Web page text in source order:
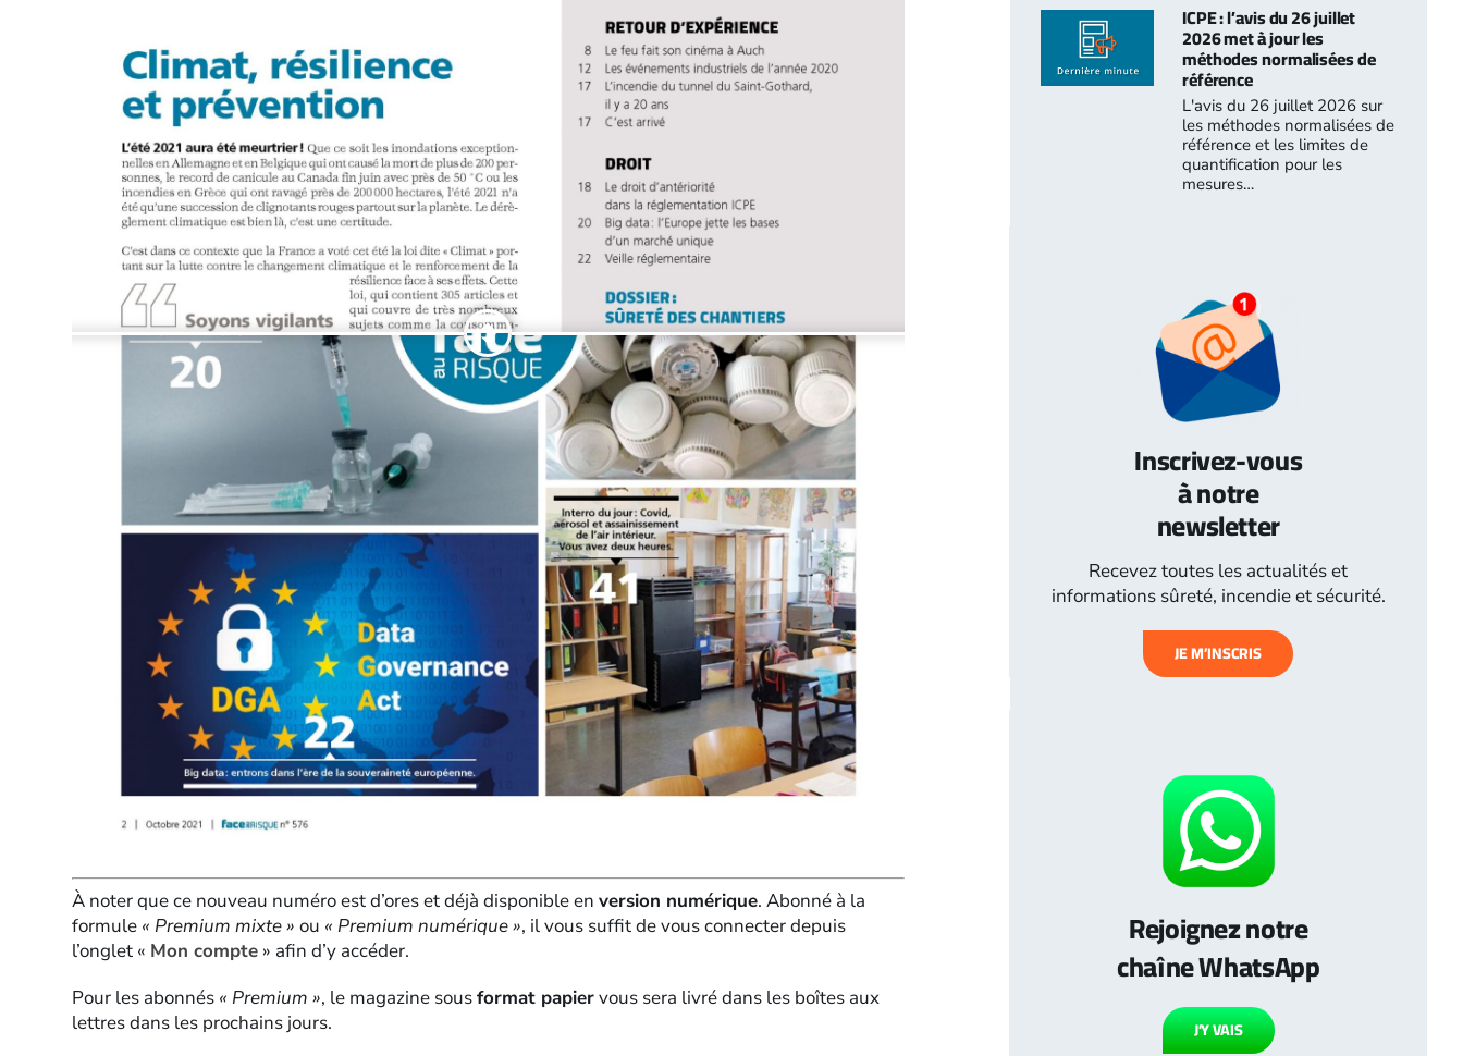
À noter que ce nouveau numéro est d’ores et déjà disponible en version numérique. Abonné à la
formule « Premium mixte » ou « Premium numérique », il vous suffit de vous connecter depuis
l’onglet « Mon compte» afin d’y accéder.
Pour les abonnés « Premium », le magazine sousformat papiervous sera livré dans les boîtes aux
lettres dans les prochains jours.
ICPE : l’avis du 26 juillet
2026 met à jour les
méthodes normalisées de
référence
L'avis du 26 juillet 2026 sur
les méthodes normalisées de
référence et les limites de
quantification pour les
mesures…
Inscrivez-vous
à notre
newsletter
Recevez toutes les actualités et
informations sûreté, incendie et sécurité.
JE M’INSCRIS
Rejoignez notre
chaîne WhatsApp
J’Y VAIS